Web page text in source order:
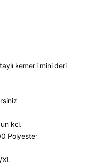
kemerli mini deri
kol.
Polyester